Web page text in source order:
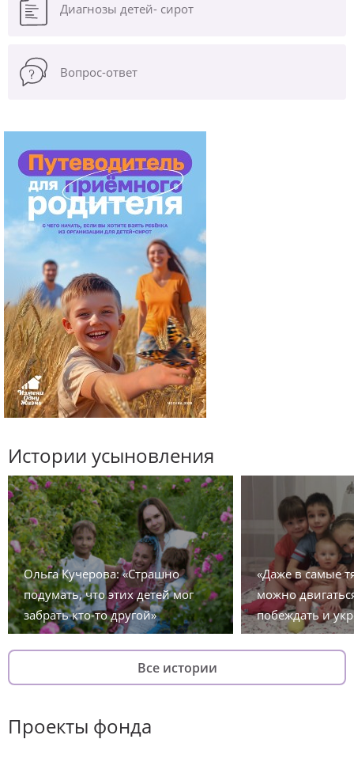
Диагнозы детей- сирот
Вопрос-ответ
Истории усыновления
Ольга Кучерова: «Страшно
подумать, что этих детей мог
забрать кто-то другой»
«Даже в самые
можно
побеждать и
Все истории
Проекты фонда